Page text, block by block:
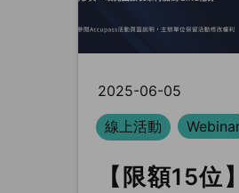
2025-06-05
線上活動
【限額15